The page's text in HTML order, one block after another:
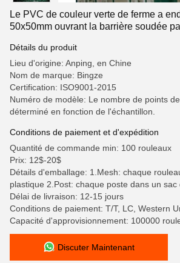
Le PVC de couleur verte de ferme a
50x50mm ouvrant la barrière soudée
Détails du produit
Lieu d'origine: Anping, en Chine
Nom de marque: Bingze
Certification: ISO9001-2015
Numéro de modèle: Le nombre de points
déterminé en fonction de l'échantillon.
Conditions de paiement et d'expédition
Quantité de commande min: 100 rouleaux
Prix: 12$-20$
Détails d'emballage: 1.Mesh: chaque
plastique 2.Post: chaque poste dans un
Délai de livraison: 12-15 jours
Conditions de paiement: T/T, LC, Western
Capacité d'approvisionnement: 100000
Discuter Maintenant